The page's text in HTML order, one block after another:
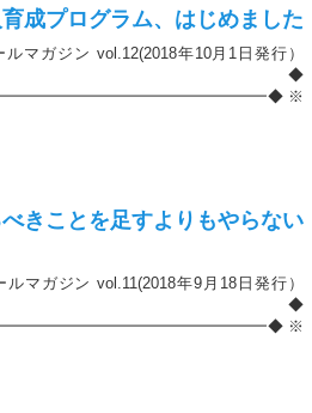
成プログラム、はじめました
マガジン vol.12(2018年10月1日発行）
※
べきことを足すよりもやらない
マガジン vol.11(2018年9月18日発行）
※